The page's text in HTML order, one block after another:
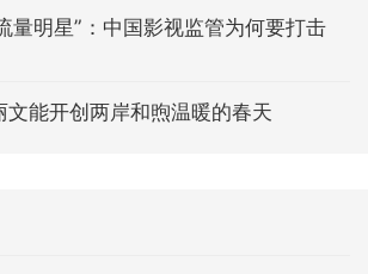
量明星”：中国影视监管为何要打击
文能开创两岸和煦温暖的春天